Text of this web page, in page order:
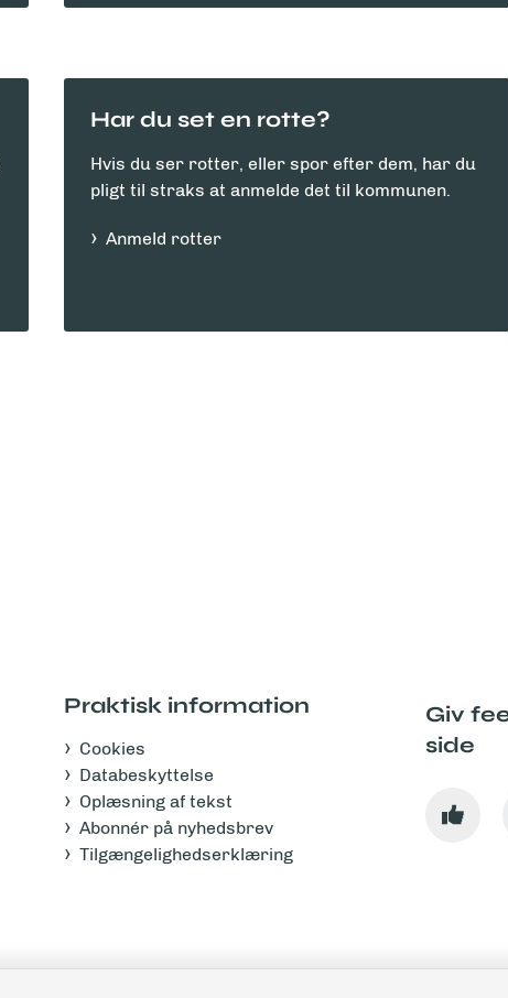
Har du set en rotte?
Hvis du ser rotter, eller spor efter dem, har du
pligt til straks at anmelde det til kommunen.
Anmeld rotter
Praktisk information
Cookies
Databeskyttelse
Oplæsning af tekst
Abonnér på nyhedsbrev
Tilgængelighedserklæring
Giv
side